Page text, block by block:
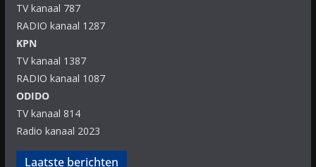
TV kanaal 787
RADIO kanaal 1287
KPN
TV kanaal 1387
RADIO kanaal 1087
ODIDO
TV kanaal 814
Radio kanaal 2023
Laatste berichten